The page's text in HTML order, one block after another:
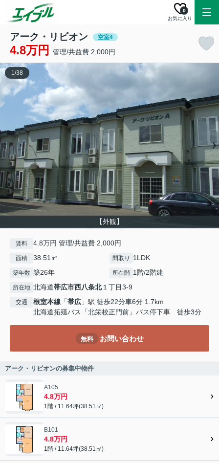
お気に入り
0
アーク・リビオン 空室4
4.8万円 管理/共益費 2,000円
【外観】
1/38
賃料 4.8万円 管理/共益費 2,000円
面積 38.51㎡ 間取り 1LDK
築年数 築26年 所在階 1階/2階建
所在地 北海道帯広市西八条北１丁目3-9
交通 根室本線 「帯広 」駅 徒歩22分車6分 1.7km
北海道拓殖バス「北栄校正門前」バス停下車 徒歩3分
無料 お問い合わせ
アーク・リビオンの募集中物件
A105
4.8万円
1階 / 11.64坪(38.51㎡)
B101
4.8万円
1階 / 11.64坪(38.51㎡)